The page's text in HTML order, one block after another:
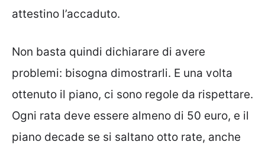
attestino l’accaduto.
Non basta quindi dichiarare di avere
problemi: bisogna dimostrarli. E una volta
ottenuto il piano, ci sono regole da rispettare.
Ogni rata deve essere almeno di 50 euro, e il
piano decade se si saltano otto rate, anche